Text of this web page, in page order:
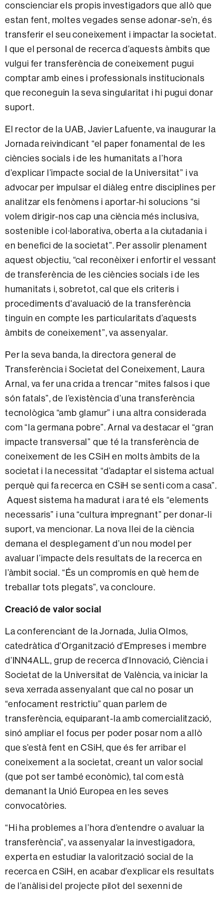
conscienciar els propis investigadors que allò que
estan fent, moltes vegades sense adonar-se’n, és
transferir el seu coneixement i impactar la societat.
I que el personal de recerca d’aquests àmbits que
vulgui fer transferència de coneixement pugui
comptar amb eines i professionals institucionals
que reconeguin la seva singularitat i hi pugui donar
suport.
El rector de la UAB, Javier Lafuente, va inaugurar la
Jornada reivindicant “el paper fonamental de les
ciències socials i de les humanitats a l’hora
d’explicar l’impacte social de la Universitat” i va
advocar per impulsar el diàleg entre disciplines per
analitzar els fenòmens i aportar-hi solucions “si
volem dirigir-nos cap una ciència més inclusiva,
sostenible i col·laborativa, oberta a la ciutadania i
en benefici de la societat”. Per assolir plenament
aquest objectiu, “cal reconèixer i enfortir el vessant
de transferència de les ciències socials i de les
humanitats i, sobretot, cal que els criteris i
procediments d'avaluació de la transferència
tinguin en compte les particularitats d’aquests
àmbits de coneixement”, va assenyalar.
Per la seva banda, la directora general de
Transferència i Societat del Coneixement, Laura
Arnal, va fer una crida a trencar “mites falsos i que
són fatals”, de l’existència d’una transferència
tecnològica “amb glamur” i una altra considerada
com “la germana pobre”. Arnal va destacar el “gran
impacte transversal” que té la transferència de
coneixement de les CSiH en molts àmbits de la
societat i la necessitat “d’adaptar el sistema actual
perquè qui fa recerca en CSiH se senti com a casa”.
Aquest sistema ha madurat i ara té els “elements
necessaris” i una “cultura impregnant” per donar-li
suport, va mencionar. La nova llei de la ciència
demana el desplegament d’un nou model per
avaluar l’impacte dels resultats de la recerca en
l’àmbit social. “És un compromís en què hem de
treballar tots plegats”, va concloure.
Creació de valor social
La conferenciant de la Jornada, Julia Olmos,
catedràtica d’Organització d’Empreses i membre
d’INN4ALL, grup de recerca d’Innovació, Ciència i
Societat de la Universitat de València, va iniciar la
seva xerrada assenyalant que cal no posar un
“enfocament restrictiu” quan parlem de
transferència, equiparant-la amb comercialització,
sinó ampliar el focus per poder posar nom a allò
que s’està fent en CSiH, que és fer arribar el
coneixement a la societat, creant un valor social
(que pot ser també econòmic), tal com està
demanant la Unió Europea en les seves
convocatòries.
“Hi ha problemes a l’hora d’entendre o avaluar la
transferència”, va assenyalar la investigadora,
experta en estudiar la valorització social de la
recerca en CSiH, en acabar d’explicar els resultats
de l’anàlisi del projecte pilot del sexenni de